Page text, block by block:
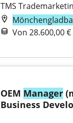
TMS
Von 28.600,00
OEM Manager
Business